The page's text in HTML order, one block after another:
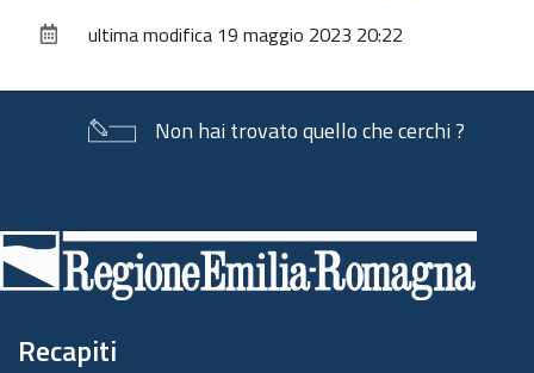
documentoultima modifica 19 maggio 2023 20:22
Non hai trovato quello che cerchi ?
di
pagina
Recapiti